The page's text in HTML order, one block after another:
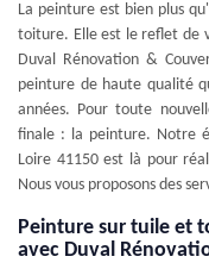
La peinture est bien plus
toiture. Elle est le reflet de
Duval Rénovation &
peinture de haute qualité
années. Pour toute
finale : la peinture. Notre
Loire 41150 est là pour
Nous vous proposons des
Peinture sur tuile et
avec Duval